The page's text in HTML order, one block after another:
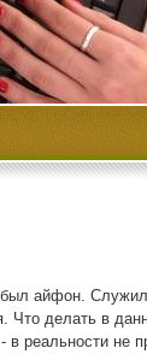
айфон. Служил
Чтο делать в
в реальности не